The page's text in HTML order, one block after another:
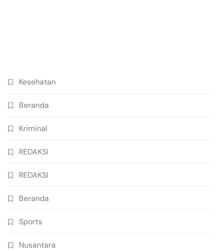
Kesehatan
Beranda
Kriminal
REDAKSI
REDAKSI
Beranda
Sports
Nusantara